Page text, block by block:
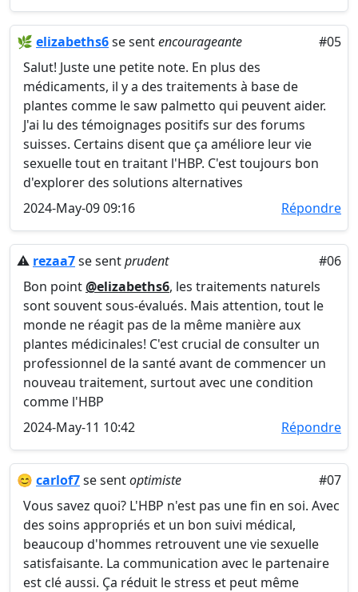
🌿 elizabeths6se sentencourageante
#05
Salut! Juste une petite note. En plus des
médicaments, il y a des traitements à base de
plantes comme le saw palmetto qui peuvent aider.
J'ai lu des témoignages positifs sur des forums
suisses. Certains disent que ça améliore leur vie
sexuelle tout en traitant l'HBP. C'est toujours bon
d'explorer des solutions alternatives
2024-May-09 09:16
Répondre
⚠️ rezaa7se sentprudent
#06
Bon point@elizabeths6, les traitements naturels
sont souvent sous-évalués. Mais attention, tout le
monde ne réagit pas de la même manière aux
plantes médicinales! C'est crucial de consulter un
professionnel de la santé avant de commencer un
nouveau traitement, surtout avec une condition
comme l'HBP
2024-May-11 10:42
Répondre
😊 carlof7se sentoptimiste
#07
Vous savez quoi? L'HBP n'est pas une fin en soi. Avec
des soins appropriés et un bon suivi médical,
beaucoup d'hommes retrouvent une vie sexuelle
satisfaisante. La communication avec le partenaire
est clé aussi. Ça réduit le stress et peut même